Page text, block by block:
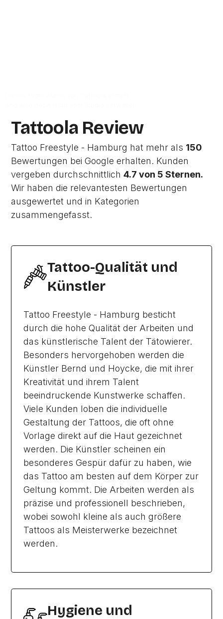
Tattoola Review
Tattoo Freestyle - Hamburg hat mehr als 150
Bewertungen bei Google erhalten. Kunden
vergeben durchschnittlich4.7 von 5 Sternen.
Wir haben die relevantesten Bewertungen
ausgewertet und in Kategorien
zusammengefasst.
Tattoo-Qualität und
Künstler
Tattoo Freestyle - Hamburg besticht
durch die hohe Qualität der Arbeiten und
das künstlerische Talent der Tätowierer.
Besonders hervorgehoben werden die
Künstler Bernd und Hoycke, die mit ihrer
Kreativität und ihrem Talent
beeindruckende Kunstwerke schaffen.
Viele Kunden loben die individuelle
Gestaltung der Tattoos, die oft ohne
Vorlage direkt auf die Haut gezeichnet
werden. Die Künstler scheinen ein
besonderes Gespür dafür zu haben, wie
das Tattoo am besten auf dem Körper zur
Geltung kommt. Die Arbeiten werden als
präzise und professionell beschrieben,
wobei sowohl kleine als auch größere
Tattoos als Meisterwerke bezeichnet
werden.
Hygiene und